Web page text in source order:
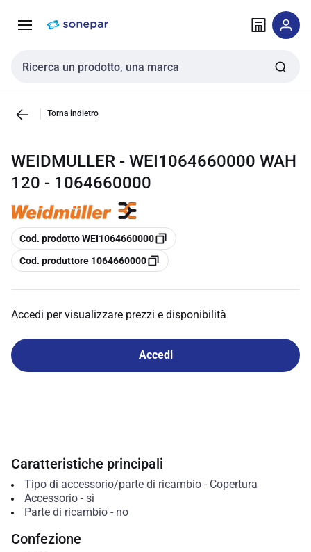
navigazione alla
Cerca input
Torna indietro
WEIDMULLER - WEI1064660000 WAH
120 - 1064660000
copia
Cod. prodotto WEI1064660000
copia
Cod. produttore 1064660000
Accedi per visualizzare prezzi e disponibilità
Accedi
Caratteristiche principali
Tipo di accessorio/parte di ricambio- Copertura
Accessorio- sì
Parte di ricambio- no
Confezione